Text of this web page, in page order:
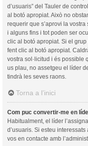
d’usuaris” del Tauler de
al botó apropiat. Això no
requerir que s’aprovi la vostra
i alguns fins i tot poden ser
clic al botó apropiat. Si el
fent clic al botó apropiat.
vostra sol·licitud i és possible
us plau, no assetgeu el líder
tindrà les seves raons.
Torna a l’inici
Com puc convertir-me en
Habitualment, el líder
d’usuaris. Si esteu
vos en contacte amb